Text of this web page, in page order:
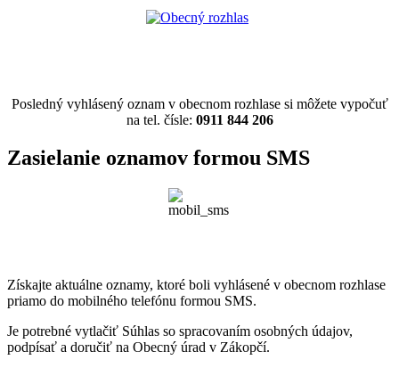
Posledný vyhlásený oznam v obecnom rozhlase si môžete vypočuť
na tel. čísle: 0911 844 206
Zasielanie oznamov formou SMS
Získajte aktuálne oznamy, ktoré boli vyhlásené v obecnom rozhlase
priamo do mobilného telefónu formou SMS.
Je potrebné vytlačiť Súhlas so spracovaním osobných údajov,
podpísať a doručiť na Obecný úrad v Zákopčí.